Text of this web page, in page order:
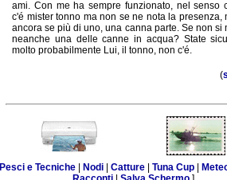
ami. Con me ha sempre funzionato, nel senso
c'é mister tonno ma non se ne nota la presenza,
ancora se più di uno, una canna parte. Se non si
neanche una delle canne in acqua? State
molto probabilmente Lui, il tonno, non c'é.
(
Pesci e Tecniche Nodi Catture Tuna Cup